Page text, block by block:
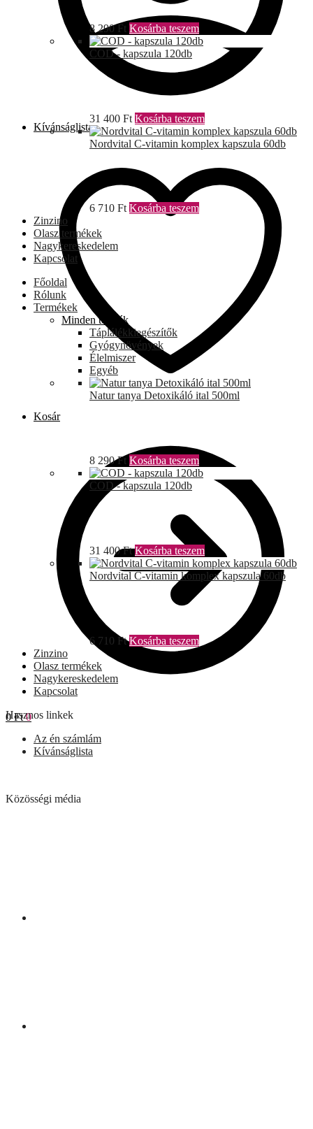
Kívánságlista
Kosár
0Ft 0
8 290Ft Kosárba teszem
COD - kapszula 120db
31 400 Ft Kosárba teszem
Nordvital C-vitamin komplex kapszula 60db
6 710 Ft Kosárba teszem
Zinzino
Olasz termékek
Nagykereskedelem
Kapcsolat
Főoldal
Rólunk
Termékek
Minden termék
Táplálékkiegészítők
Gyógynövények
Élelmiszer
Egyéb
Natur tanya Detoxikáló ital 500ml
8 290Ft Kosárba teszem
COD - kapszula 120db
31 400Ft Kosárba teszem
Nordvital C-vitamin komplex kapszula 60db
6 710 Ft Kosárba teszem
Zinzino
Olasz termékek
Nagykereskedelem
Kapcsolat
Hasznos linkek
Az én számlám
Kívánságlista
Közösségi média